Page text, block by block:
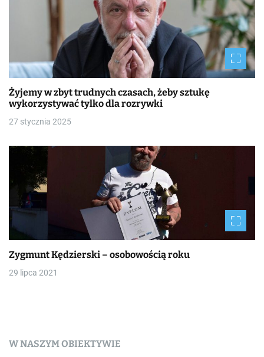
Żyjemy w zbyt trudnych czasach, żeby sztukę
wykorzystywać tylko dla rozrywki
27 stycznia 2025
Zygmunt Kędzierski – osobowością roku
29 lipca 2021
W NASZYM OBIEKTYWIE